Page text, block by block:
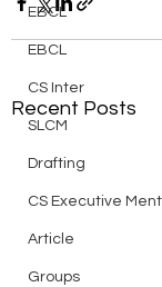
EBCL
EBCL
CS Inter
SLCM
Drafting
CS Executive
Article
Groups
Recent Posts